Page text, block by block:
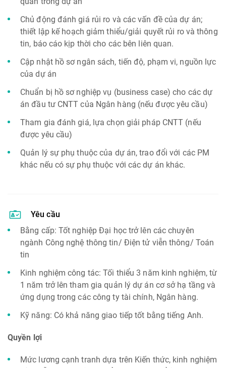
Chủ động đánh giá rủi ro và các vấn đề của dự án;
thiết lập kế hoạch giảm thiểu/giải quyết rủi ro và thông
tin, báo cáo kịp thời cho các bên liên quan.
Cập nhật hồ sơ ngân sách, tiến độ, phạm vi, nguồn lực
của dự án
Chuẩn bị hồ sơ nghiệp vụ (business case) cho các dự
án đầu tư CNTT của Ngân hàng (nếu được yêu cầu)
Tham gia đánh giá, lựa chọn giải pháp CNTT (nếu
được yêu cầu)
Quản lý sự phụ thuộc của dự án, trao đổi với các PM
khác nếu có sự phụ thuộc với các dự án khác.
Yêu cầu
Bằng cấp: Tốt nghiệp Đại học trở lên các chuyên
ngành Công nghệ thông tin/ Điện tử viễn thông/ Toán
tin
Kinh nghiệm công tác: Tối thiểu 3 năm kinh nghiệm, từ
1 năm trở lên tham gia quản lý dự án cơ sở hạ tầng và
ứng dụng trong các công ty tài chính, Ngân hàng.
Kỹ năng: Có khả năng giao tiếp tốt bằng tiếng Anh.
Quyền lợi
Mức lương cạnh tranh dựa trên Kiến thức, kinh nghiệm